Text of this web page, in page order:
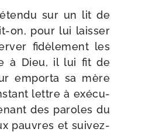
sur un lit de
​on, pour lui lais­ser
fidè­le­ment les
à Dieu, il lui fit de
empor­ta sa mère
lettre à exé­cu­
des paroles du
pauvres et suivez-​